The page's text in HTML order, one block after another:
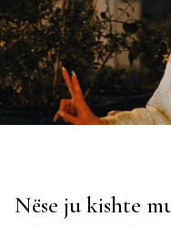
Nëse ju kishte